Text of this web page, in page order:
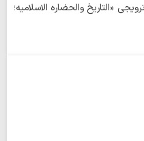
«التاریخ والحضاره الاسلامیه؛